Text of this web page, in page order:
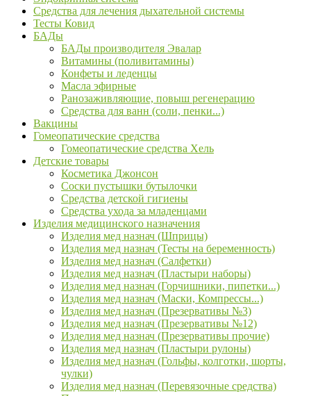
Средства для лечения дыхательной системы
Тесты Ковид
БАДы
БАДы производителя Эвалар
Витамины (поливитамины)
Конфеты и леденцы
Масла эфирные
Ранозаживляющие, повыш регенерацию
Средства для ванн (соли, пенки...)
Вакцины
Гомеопатические средства
Гомеопатические средства Хель
Детские товары
Косметика Джонсон
Соски пустышки бутылочки
Средства детской гигиены
Средства ухода за младенцами
Изделия медицинского назначения
Изделия мед назнач (Шприцы)
Изделия мед назнач (Тесты на беременность)
Изделия мед назнач (Салфетки)
Изделия мед назнач (Пластыри наборы)
Изделия мед назнач (Горчишники, пипетки...)
Изделия мед назнач (Маски, Компрессы...)
Изделия мед назнач (Презервативы №3)
Изделия мед назнач (Презервативы №12)
Изделия мед назнач (Презервативы прочие)
Изделия мед назнач (Пластыри рулоны)
Изделия мед назнач (Гольфы, колготки, шорты,
чулки)
Изделия мед назнач (Перевязочные средства)